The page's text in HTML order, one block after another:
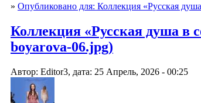
» Опубликовано для: Коллекция «Русская
Коллекция «Русская душа в
boyarova-06.jpg)
Автор: Editor3, дата: 25 Апрель, 2026 - 00:25